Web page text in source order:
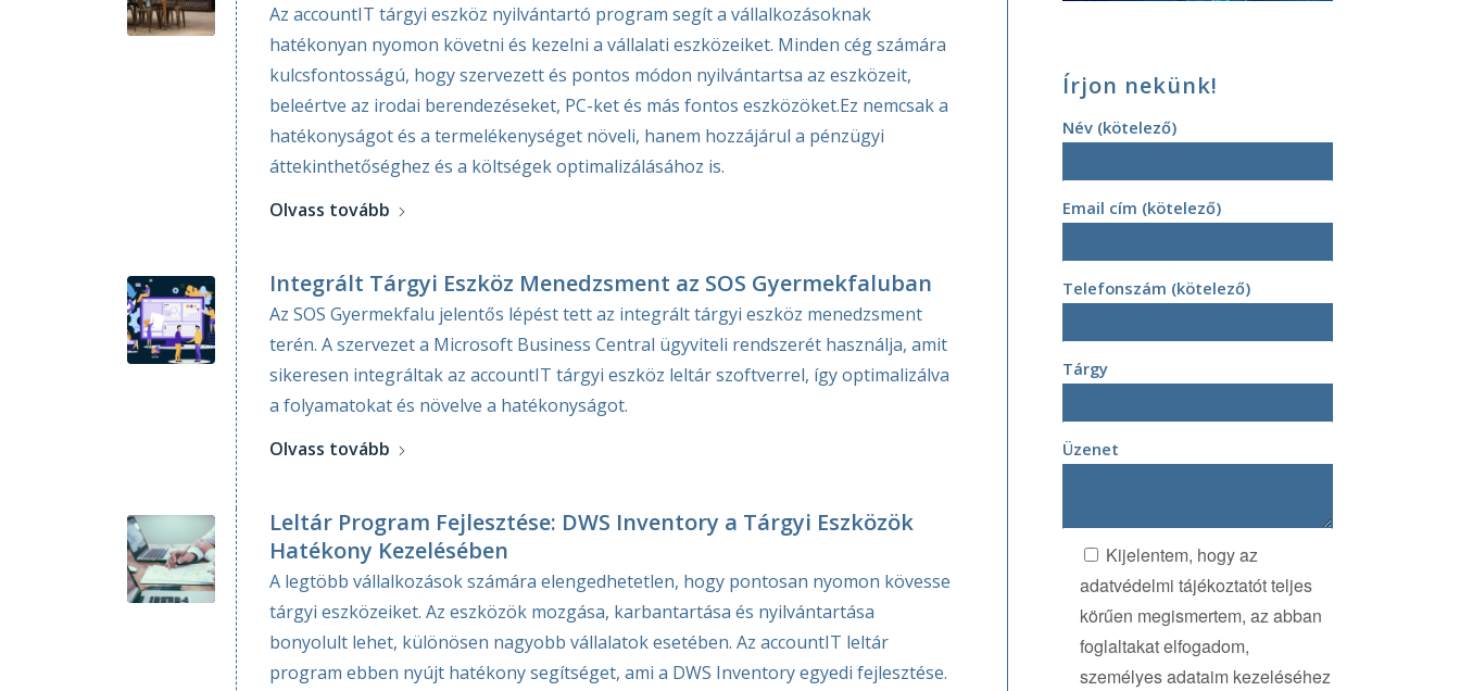
Az accountIT tárgyi eszköz nyilvántartó program segít a vállalkozásoknak
hatékonyan nyomon követni és kezelni a vállalati eszközeiket. Minden cég számára
kulcsfontosságú, hogy szervezett és pontos módon nyilvántartsa az eszközeit,
beleértve az irodai berendezéseket, PC-ket és más fontos eszközöket.Ez nemcsak a
hatékonyságot és a termelékenységet növeli, hanem hozzájárul a pénzügyi
áttekinthetőséghez és a költségek optimalizálásához is.
Olvass tovább
Integrált Tárgyi Eszköz Menedzsment az SOS Gyermekfaluban
Az SOS Gyermekfalu jelentős lépést tett az integrált tárgyi eszköz menedzsment
terén. A szervezet a Microsoft Business Central ügyviteli rendszerét használja, amit
sikeresen integráltak az accountIT tárgyi eszköz leltár szoftverrel, így optimalizálva
a folyamatokat és növelve a hatékonyságot.
Olvass tovább
Leltár Program Fejlesztése: DWS Inventory a Tárgyi Eszközök
Hatékony Kezelésében
A legtöbb vállalkozások számára elengedhetetlen, hogy pontosan nyomon kövesse
tárgyi eszközeiket. Az eszközök mozgása, karbantartása és nyilvántartása
bonyolult lehet, különösen nagyobb vállalatok esetében. Az accountIT leltár
program ebben nyújt hatékony segítséget, ami a DWS Inventory egyedi fejlesztése.
Írjon nekünk!
Név (kötelező)
Email cím (kötelező)
Telefonszám (kötelező)
Tárgy
Üzenet
Kijelentem, hogy az
adatvédelmi tájékoztatót teljes
körűen megismertem, az abban
foglaltakat elfogadom,
személyes adataim kezeléséhez